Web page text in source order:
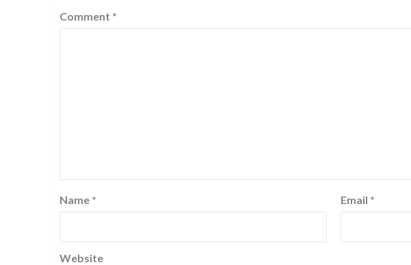
Comment *
Name * Email *
Website